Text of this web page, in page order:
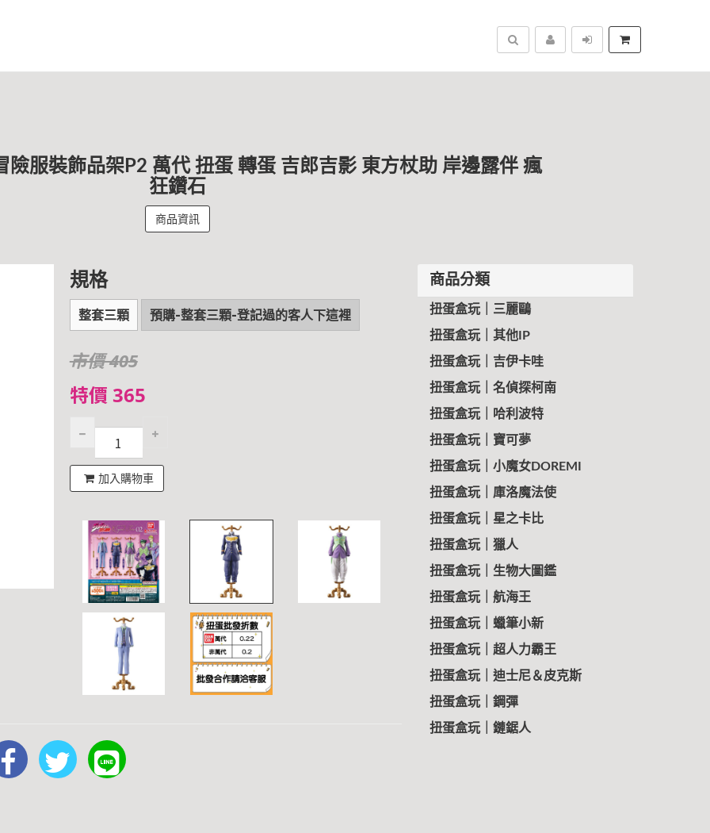
搜尋
險服裝飾品架P2 萬代 扭蛋 轉蛋 吉郎吉影 東方杖助 岸邊露伴 瘋
狂鑽石
商品資訊
規格
整套三顆 預購-整套三顆-登記過的客人下這裡
市價 405
特價 365
加入購物車
商品分類
扭蛋盒玩｜三麗鷗
扭蛋盒玩｜其他IP
扭蛋盒玩｜吉伊卡哇
扭蛋盒玩｜名偵探柯南
扭蛋盒玩｜哈利波特
扭蛋盒玩｜寶可夢
扭蛋盒玩｜小魔女DOREMI
扭蛋盒玩｜庫洛魔法使
扭蛋盒玩｜星之卡比
扭蛋盒玩｜獵人
扭蛋盒玩｜生物大圖鑑
扭蛋盒玩｜航海王
扭蛋盒玩｜蠟筆小新
扭蛋盒玩｜超人力霸王
扭蛋盒玩｜迪士尼＆皮克斯
扭蛋盒玩｜鋼彈
扭蛋盒玩｜鏈鋸人